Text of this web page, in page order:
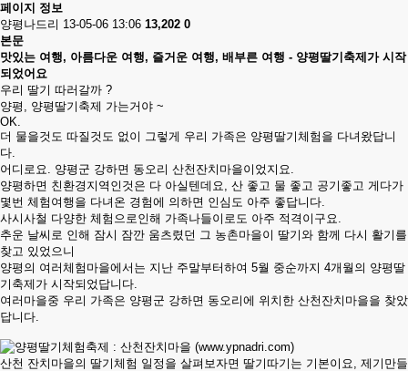
페이지 정보
양평나드리 13-05-06 13:06 13,202 0
본문
맛있는 여행, 아름다운 여행, 즐거운 여행, 배부른 여행 - 양평딸기축제가 시작
되었어요
우리 딸기 따러갈까 ?
양평, 양평딸기축제 가는거야 ~
OK.
더 물을것도 따질것도 없이 그렇게 우리 가족은 양평딸기체험을 다녀왔답니
다.
어디로요. 양평군 강하면 동오리 산천잔치마을이었지요.
양평하면 친환경지역인것은 다 아실텐데요, 산 좋고 물 좋고 공기좋고 게다가
몇번 체험여행을 다녀온 경험에 의하면 인심도 아주 좋답니다.
사시사철 다양한 체험으로인해 가족나들이로도 아주 적격이구요.
추운 날씨로 인해 잠시 잠깐 움츠렸던 그 농촌마을이 딸기와 함께 다시 활기를
찾고 있었으니
양평의 여러체험마을에서는 지난 주말부터하여 5월 중순까지 4개월의 양평딸
기축제가 시작되었답니다.
여러마을중 우리 가족은 양평군 강하면 동오리에 위치한 산천잔치마을을 찾았
답니다.
산천 잔치마을의 딸기체험 일정을 살펴보자면 딸기따기는 기본이요, 제기만들